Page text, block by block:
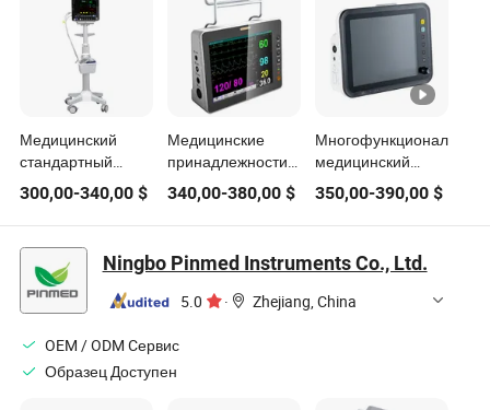
Медицинский
стандартный
многопараметрический
портативный
монитор для
пациентов в
отделении
интенсивной
терапии скорой
помощи
300,00-340,00 $
Медицинские
принадлежности
Портативный
монитор пациента
Ручной
монитор пациента
340,00-380,00$
Многофункциональный
медицинский
монитор жизненно
важных
показателей
кардиологический
монитор
350,00-390,00$
Ningbo Pinmed Instruments Co., Ltd.
5.0 · Zhejiang, China
OEM / ODM Cервис
Образец Доступен